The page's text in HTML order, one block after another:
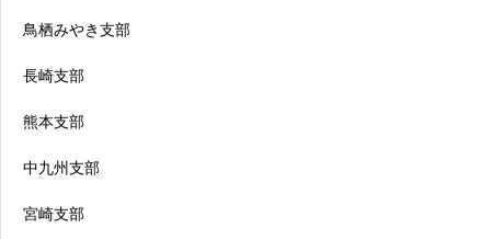
鳥栖みやき支部
長崎支部
熊本支部
中九州支部
宮崎支部